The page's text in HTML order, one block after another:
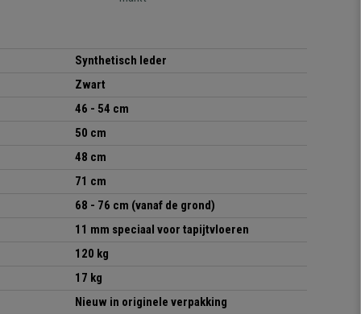
Synthetisch leder
Zwart
46 - 54 cm
50 cm
48 cm
71 cm
68 - 76 cm (vanaf de grond)
11 mm speciaal voor tapijtvloeren
120 kg
17 kg
Nieuw in originele verpakking